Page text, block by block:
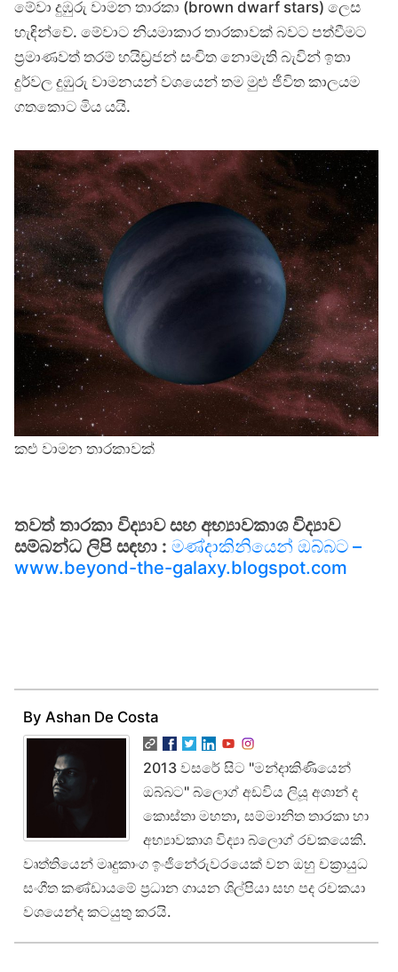
මේවා දුඹුරු වාමන තාරකා (brown dwarf stars) ලෙස
හැඳින්වේ. මේවාට නියමාකාර තාරකාවක් බවට පත්වීමට
ප්‍රමාණවත් තරම් හයිඩ්‍රජන් සංචිත නොමැති බැවින් ඉතා
දුර්වල දුඹුරු වාමනයන් වශයෙන් තම මුළු ජීවිත කාලයම
ගතකොට මිය යයි.
කළු වාමන තාරකාවක්
තවත් තාරකා විද්‍යාව සහ අභ්‍යාවකාශ විද්‍යාව
සම්බන්ධ ලිපි සඳහා : මණ්දාකිනියෙන් ඔබ්බට –
www.beyond-the-galaxy.blogspot.com
By Ashan De Costa
2013 වසරේ සිට "මන්දාකිණියෙන්
ඔබ්බට" බ්ලොග් අඩවිය ලියූ අශාන් ද
කොස්තා මහතා, සම්මානිත තාරකා හා
අභ්‍යාවකාශ විද්‍යා බ්ලොග් රචකයෙකි.
වෘත්තියෙන් මෘදුකාංග ඉංජිනේරුවරයෙක් වන ඔහු චක්‍රායුධ
සංගීත කණ්ඩායමේ ප්‍රධාන ගායන ශිල්පියා සහ පද රචකයා
වශයෙන්ද කටයුතු කරයි.